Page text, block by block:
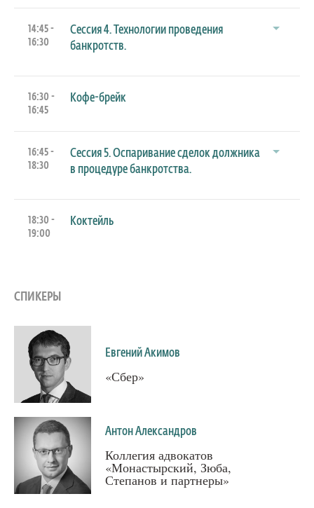
14:45 -
16:30
Сессия 4. Технологии проведения
банкротств.
16:30 -
16:45
Кофе-брейк
16:45 -
18:30
Сессия 5. Оспаривание сделок должника
в процедуре банкротства.
18:30 -
19:00
Коктейль
СПИКЕРЫ
Евгений Акимов
«Сбер»
Антон Александров
Коллегия адвокатов
«Монастырский, Зюба,
Степанов и партнеры»